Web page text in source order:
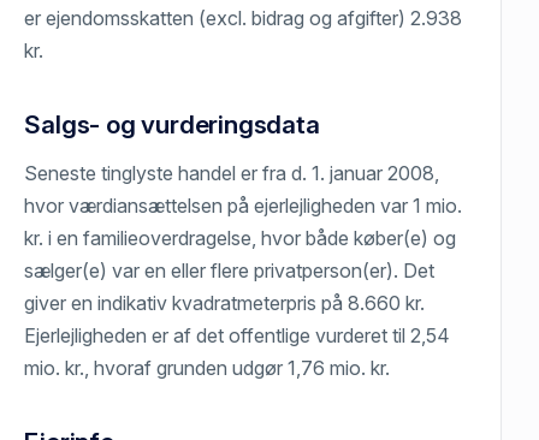
er ejendomsskatten (excl. bidrag og afgifter) 2.938
kr.
Salgs- og vurderingsdata
Seneste tinglyste handel er fra d. 1. januar 2008,
hvor værdiansættelsen på ejerlejligheden var 1 mio.
kr. i en familieoverdragelse, hvor både køber(e) og
sælger(e) var en eller flere privatperson(er). Det
giver en indikativ kvadratmeterpris på 8.660 kr.
Ejerlejligheden er af det offentlige vurderet til 2,54
mio. kr., hvoraf grunden udgør 1,76 mio. kr.